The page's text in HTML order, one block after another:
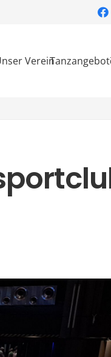
Verein